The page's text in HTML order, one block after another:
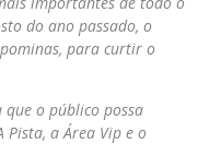
do ano passado, o
para curtir o
o público possa
a Área Vip e o